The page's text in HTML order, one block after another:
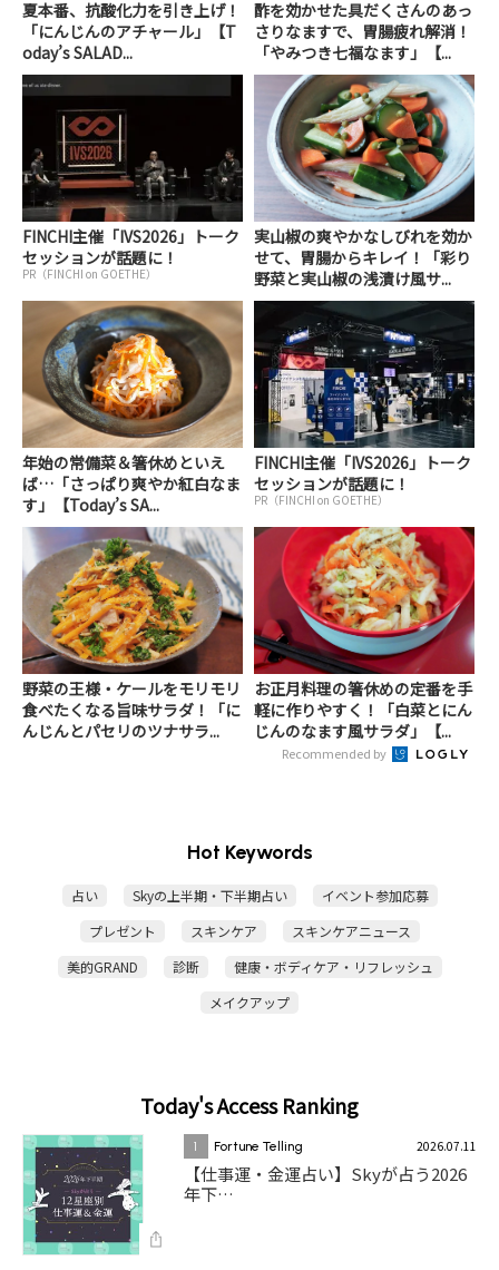
夏本番、抗酸化力を引き上げ！
「にんじんのアチャール」【T
oday’s SALAD...
酢を効かせた具だくさんのあっ
さりなますで、胃腸疲れ解消！
「やみつき七福なます」【...
FINCHI主催「IVS2026」トーク
セッションが話題に！
PR（FINCHI on GOETHE）
実山椒の爽やかなしびれを効か
せて、胃腸からキレイ！「彩り
野菜と実山椒の浅漬け風サ...
年始の常備菜＆箸休めといえ
ば…「さっぱり爽やか紅白なま
す」【Today’s SA...
FINCHI主催「IVS2026」トーク
セッションが話題に！
PR（FINCHI on GOETHE）
野菜の王様・ケールをモリモリ
食べたくなる旨味サラダ！「に
んじんとパセリのツナサラ...
お正月料理の箸休めの定番を手
軽に作りやすく！「白菜とにん
じんのなます風サラダ」【...
Recommended by
Hot Keywords
占い Skyの上半期・下半期占い
イベント参加応募
プレゼント
スキンケア
スキンケアニュース
美的GRAND
診断
健康・ボディケア・リフレッシュ
メイクアップ
Today's Access Ranking
1 Fortune Telling 2026.07.11
【仕事運・金運占い】Skyが占う2026
年下…